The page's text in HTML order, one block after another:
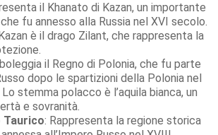
il Khanato di Kazan, un importante
fu annesso alla Russia nel XVI secolo.
è il drago Zilant, che rappresenta la
il Regno di Polonia, che fu parte
dopo le spartizioni della Polonia nel
stemma polacco è l’aquila bianca, un
e sovranità.
Taurico: Rappresenta la regione storica